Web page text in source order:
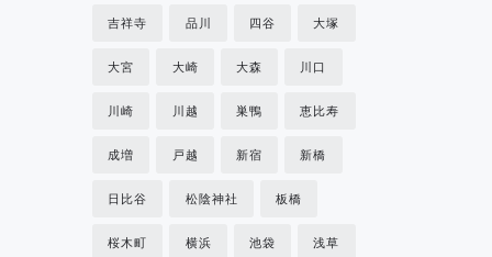
吉祥寺 品川 四谷 大塚
大宮 大崎 大森 川口
川崎 川越 巣鴨 恵比寿
成増 戸越 新宿 新橋
日比谷 松陰神社 板橋
桜木町 横浜 池袋 浅草